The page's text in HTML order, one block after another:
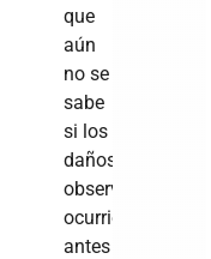
que
aún
no se
sabe
si los
daños
observados
ocurrieron
antes